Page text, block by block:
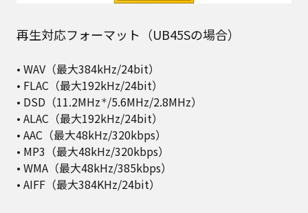
再生対応フォーマット（UB45Sの場合）
• WAV（最大384kHz/24bit）
• FLAC（最大192kHz/24bit）
• DSD（11.2MHz ＊/5.6MHz/2.8MHz）
• ALAC（最大192kHz/24bit）
• AAC（最大48kHz/320kbps）
• MP3（最大48kHz/320kbps）
• WMA（最大48kHz/385kbps）
• AIFF（最大384KHz/24bit）